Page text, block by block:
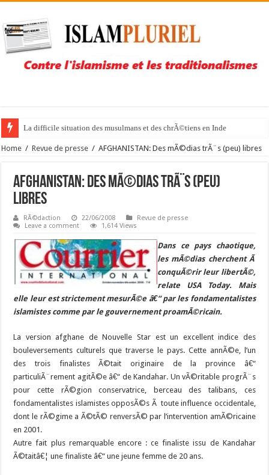
La difficile situation des musulmans et des chrÃ©tiens en Inde
Home / Revue de presse / AFGHANISTAN: Des mÃ©dias trÃ¨s (peu) libres
AFGHANISTAN: Des mÃ©dias trÃ¨s (peu)
libres
RÃ©daction 22/06/2008
Revue de presse
Leave a comment
1,614 Views
Dans ce pays chaotique,
les mÃ©dias cherchent Ã
conquÃ©rir leur libertÃ©,
relate USA Today. Mais
elle leur est strictement mesurÃ©e â€“ par les fondamentalistes
islamistes comme par le gouvernement proamÃ©ricain.
La version afghane de Nouvelle Star est un excellent indice des
bouleversements culturels que traverse le pays. Cette annÃ©e, l’un
des trois finalistes Ã©tait originaire de la province â€“
particuliÃ¨rement agitÃ©e â€“ de Kandahar. Un vÃ©ritable progrÃ¨s
pour cette rÃ©gion conservatrice, berceau des talibans, ces
fondamentalistes islamistes opposÃ©s Ã toute influence occidentale,
dont le rÃ©gime a Ã©tÃ© renversÃ© par l’intervention amÃ©ricaine
en 2001.
Autre fait plus remarquable encore : ce finaliste issu de Kandahar
Ã©taitâ€¦ une finaliste â€“ une jeune femme de 20 ans.